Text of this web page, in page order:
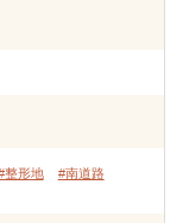
整形地
#南道路